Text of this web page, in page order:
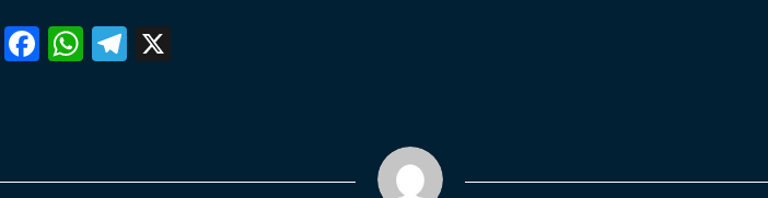
Fa W
pp
Te
m